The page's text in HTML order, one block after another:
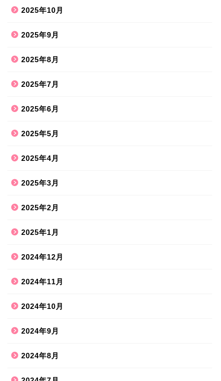
2025年10月
2025年9月
2025年8月
2025年7月
2025年6月
2025年5月
2025年4月
2025年3月
2025年2月
2025年1月
2024年12月
2024年11月
2024年10月
2024年9月
2024年8月